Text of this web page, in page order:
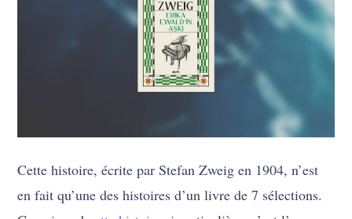
Cette histoire, écrite par Stefan Zweig en 1904, n’est
en fait qu’une des histoires d’un livre de 7 sélections.